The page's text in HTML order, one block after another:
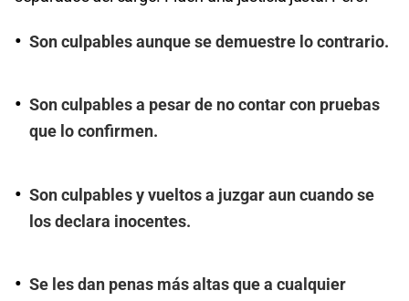
Son culpables aunque se demuestre lo contrario.
Son culpables a pesar de no contar con pruebas
que lo confirmen.
Son culpables y vueltos a juzgar aun cuando se
los declara inocentes.
Se les dan penas más altas que a cualquier